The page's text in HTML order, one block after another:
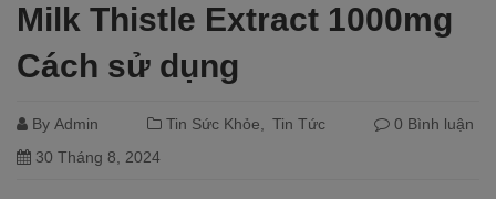
Milk Thistle Extract 1000mg
Cách sử dụng
By Admin Tin Sức Khỏe Tin Tức
0 Bình luận
30 Tháng 8, 2024